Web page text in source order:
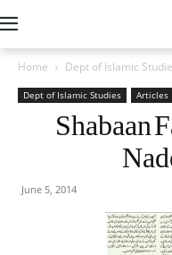
Home Dept of Islamic
Dept of Islamic Studies Articles
Shabaan
June 5, 2014